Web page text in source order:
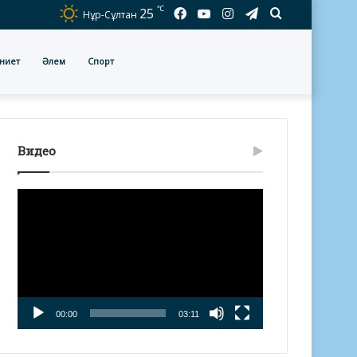
Іздеу
Telegram
Instagram
YouTube
Facebook
Нұр-Сұлтан 25 ℃
Әлем Спорт
Видео
00:00 03:11